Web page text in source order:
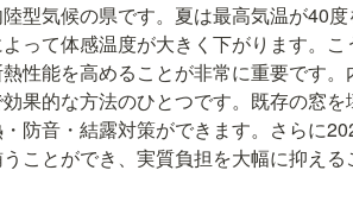
型気候の県です。夏は最高気温が40度
って体感温度が大きく下がります。こ
性能を高めることが非常に重要です。
果的な方法のひとつです。既存の窓を
防音・結露対策ができます。さらに
ことができ、実質負担を大幅に抑える